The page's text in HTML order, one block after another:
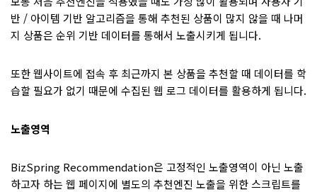
반 / 아이템 기반 알고리즘을 통해 추천된 상품이 많지 않을 때 나머
지 상품은 순위 기반 데이터를 통해서 노출시키게 됩니다.
또한 웹사이트에 접속 후 최근까지 본 상품을 추천할 때 데이터를 학
습할 필요가 없기 때문에 수집된 웹 로그 데이터를 활용하게 됩니다.
노출영역
BizSpring Recommendation은 고정적인 노출영역이 아닌 노출
하고자 하는 웹 페이지에 별도의 추천엔진 노출을 위한 스크립트를